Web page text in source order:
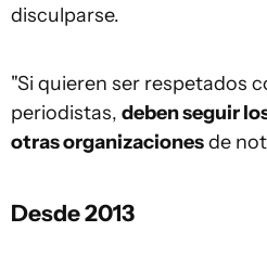
disculparse.
"Si quieren ser respetados
periodistas, deben seguir
otras organizacionesde
Desde 2013